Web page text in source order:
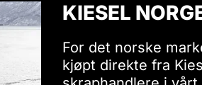
KIESEL
For det norske
kjøpt direkte fra